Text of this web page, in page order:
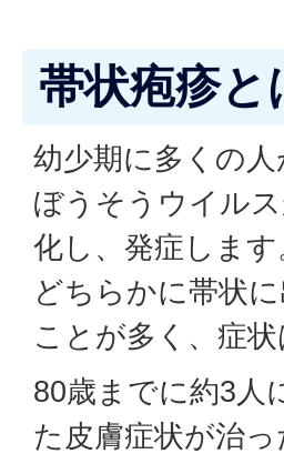
帯状疱疹と
幼少期に多くの
ぼうそうウイル
化し、発症しま
どちらかに帯状
ことが多く、症
80歳までに約3人
た皮膚症状が治